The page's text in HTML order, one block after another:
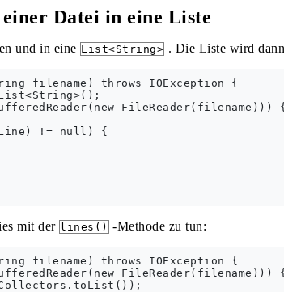
Datei in eine Liste
und in eine List<String> . Die Liste wird
filename) throws IOException {
FileReader(filename))) {
!= null) {
mit der lines() -Methode zu tun:
filename) throws IOException {
FileReader(filename))) {